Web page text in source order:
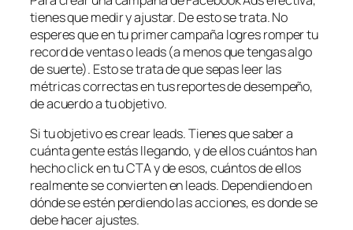
tienes que medir y ajustar. De esto se trata. No
esperes que en tu primer campaña logres romper tu
record de ventas o leads (a menos que tengas algo
de suerte). Esto se trata de que sepas leer las
métricas correctas en tus reportes de desempeño,
de acuerdo a tu objetivo.
Si tu objetivo es crear leads. Tienes que saber a
cuánta gente estás llegando, y de ellos cuántos han
hecho click en tu CTA y de esos, cuántos de ellos
realmente se convierten en leads. Dependiendo en
dónde se estén perdiendo las acciones, es donde se
debe hacer ajustes.